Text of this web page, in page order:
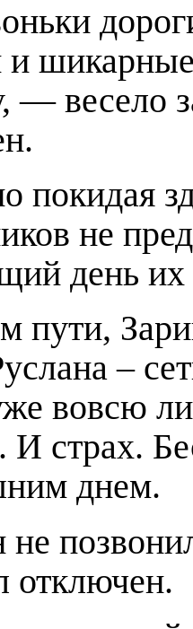
— весело
покидая
не
день их
пути,
–
вовсю
страх.
днем.
не
отключен.